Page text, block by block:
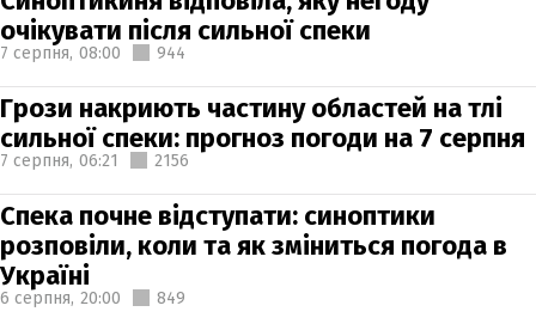
очікувати після сильної спеки
7 серпня, 08:00 944
Грози накриють частину областей на тлі
сильної спеки: прогноз погоди на 7 серпня
7 серпня, 06:21 2156
Спека почне відступати: синоптики
розповіли, коли та як зміниться погода в
Україні
6 серпня, 20:00 849